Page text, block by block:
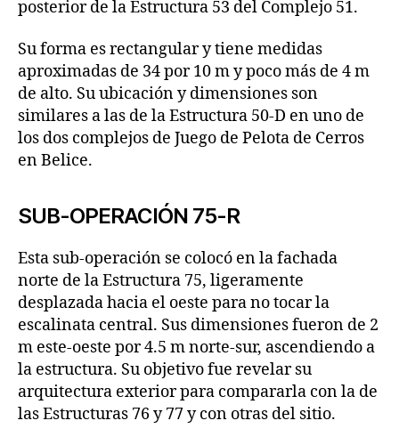
posterior de la Estructura 53 del Complejo 51.
Su forma es rectangular y tiene medidas
aproximadas de 34 por 10 m y poco más de 4 m
de alto. Su ubicación y dimensiones son
similares a las de la Estructura 50-D en uno de
los dos complejos de Juego de Pelota de Cerros
en Belice.
SUB-OPERACIÓN 75-R
Esta sub-operación se colocó en la fachada
norte de la Estructura 75, ligeramente
desplazada hacia el oeste para no tocar la
escalinata central. Sus dimensiones fueron de 2
m este-oeste por 4.5 m norte-sur, ascendiendo a
la estructura. Su objetivo fue revelar su
arquitectura exterior para compararla con la de
las Estructuras 76 y 77 y con otras del sitio.